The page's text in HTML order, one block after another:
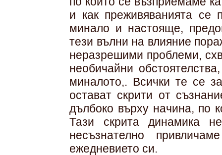
и как преживяванията се
минало и настояще,
тези вълни на влияние
неразрешими проблеми,
необичайни
миналото,. Всички те се
остават скрити от
дълбоко върху начина, по
Тази скрита динамика
несъзнателно
ежедневието си.